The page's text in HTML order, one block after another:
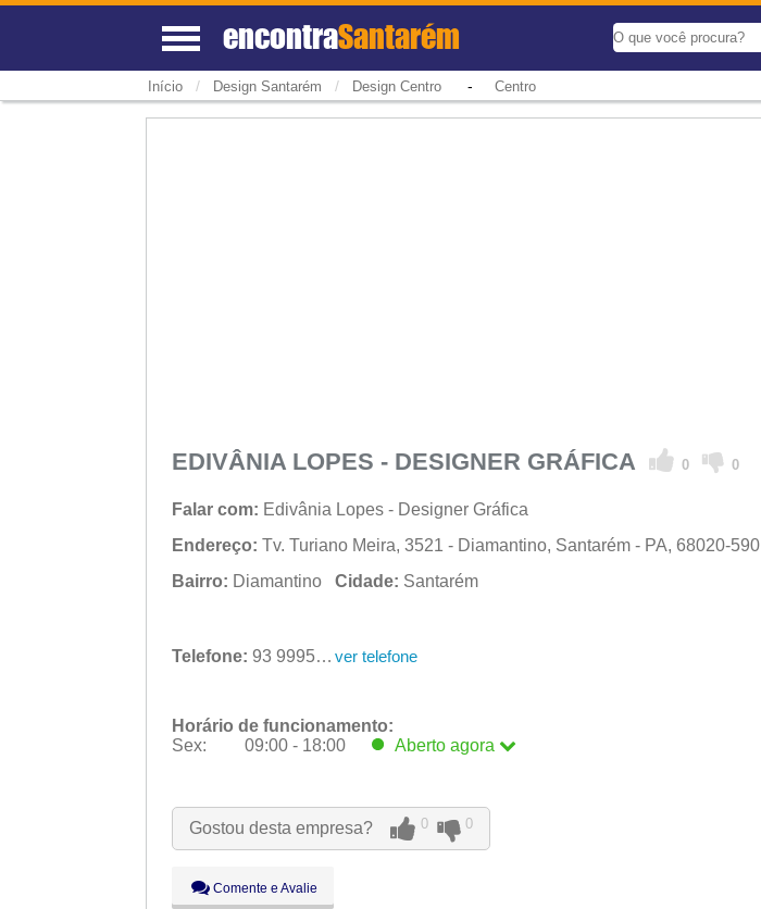
encontraSantarém
Início / Design Santarém / Design Centro- Centro
EDIVÂNIA LOPES - DESIGNER GRÁFICA 0 0
Falar com: Edivânia Lopes - Designer Gráfica
Endereço: Tv. Turiano Meira, 3521 - Diamantino, Santarém - PA, 68020-590
Bairro: Diamantino Cidade: Santarém
Telefone: 93 99954-4888 ver telefone
Horário de funcionamento:
Sex:
09:00 - 18:00 Aberto agora
Qua:
09:00 - 18:00
Qui:
09:00 - 18:00
Sáb:
Dom:
Fechado
Gostou desta empresa? 0 0
Comente e Avalie